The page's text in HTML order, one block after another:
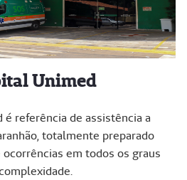
Unimed
referência de assistência a
totalmente preparado
em todos os graus